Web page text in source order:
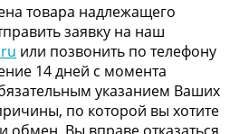
товара надлежащего
заявку на наш
или позвонить по телефону
14 дней с момента
указанием Ваших
по которой вы хотите